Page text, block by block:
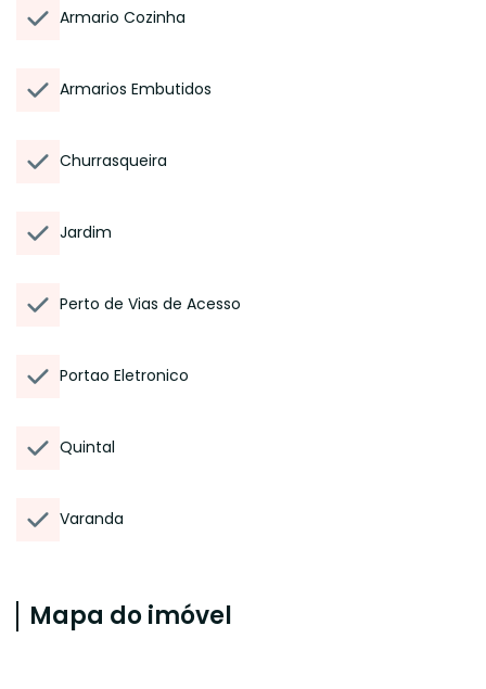
Armario Cozinha
Armarios Embutidos
Churrasqueira
Jardim
Perto de Vias de Acesso
Portao Eletronico
Quintal
Varanda
Mapa do imóvel